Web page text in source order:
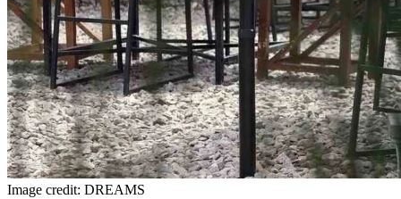
Image credit: DREAMS